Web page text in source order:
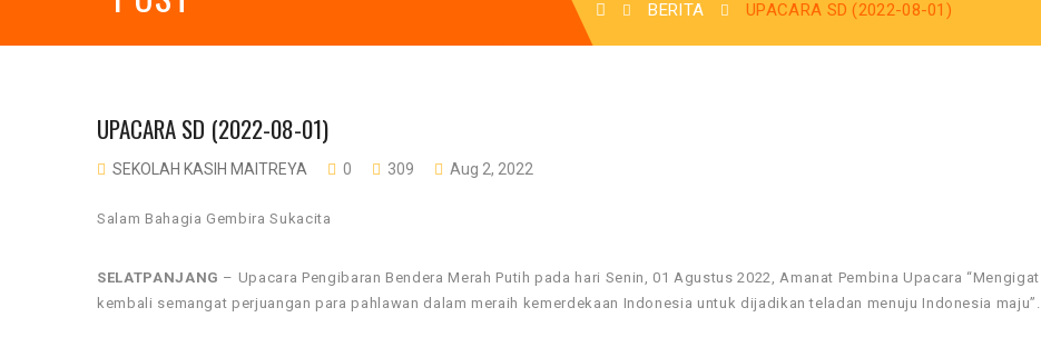
BERITA UPACARA SD (2022-08-01)
UPACARA SD (2022-08-01)
SEKOLAH KASIH MAITREYA 0 309 Aug 2, 2022
Salam Bahagia Gembira Sukacita
SELATPANJANG – Upacara Pengibaran Bendera Merah Putih pada hari Senin, 01 Agustus 2022, Amanat Pembina Upacara “Mengigat
kembali semangat perjuangan para pahlawan dalam meraih kemerdekaan Indonesia untuk dijadikan teladan menuju Indonesia maju”.